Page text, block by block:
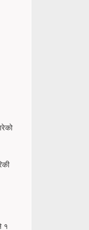
१